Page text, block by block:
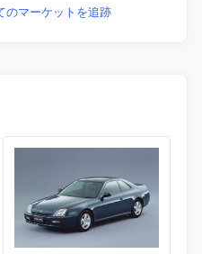
マーケットを追跡